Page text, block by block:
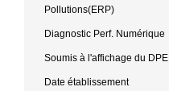
Pollutions(ERP)
Diagnostic Perf. Numérique
Soumis à l'affichage du DPE
Date établissement